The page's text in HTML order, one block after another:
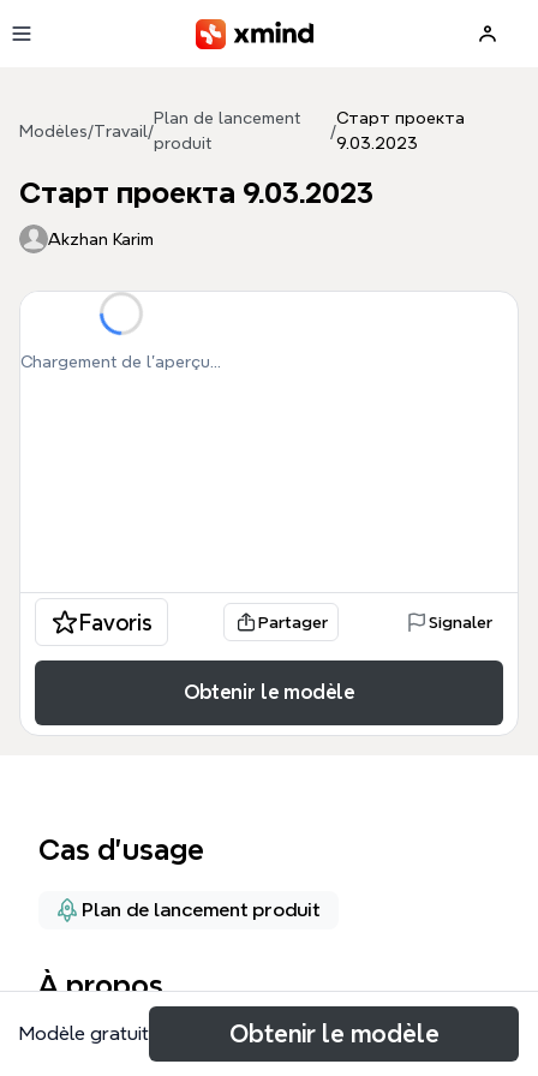
Modèles/Travail /
Plan de lancement
produit
/
Старт проекта
9.03.2023
Старт проекта 9.03.2023
Akzhan Karim
Chargement de l'aperçu...
Favoris Partager Signaler
Obtenir le modèle
Cas d’usage
Plan de lancement produit
À propos
Майнд-карта «Старт проекта 9.03.2023» — это
Modèle gratuit Obtenir le modèle